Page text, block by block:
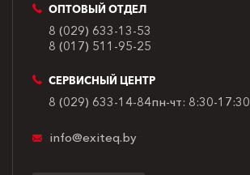
ОПТОВЫЙ ОТДЕЛ
8 (029) 633-13-53
8 (017) 511-95-25
СЕРВИСНЫЙ ЦЕНТР
8 (029) 633-14-84пн-чт: 8:30-17:30
info@exiteq.by